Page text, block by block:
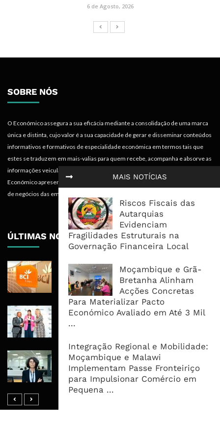
MAIS NOTÍCIAS
Riscos Fiscais das
Autarquias
Evidenciam
Fragilidades Estruturais na
Governação Financeira Local
Moçambique e Grã-
Bretanha Alinham
Acções Concretas
Para Materializar Pacto
Económico Avaliado em Até 3 Mil
...
Integração Regional e Mobilidade:
Moçambique e Malawi
Implementam Passe Fronteiriço
para Impulsionar Comércio em
Pequena ...
6 de Agosto, 2026
SOBRE NÓS
O Económico assegura a sua eficácia mediante a consolidação de uma marca
única e distinta, cujo valor é a sua capacidade de gerar e disseminar conteúdos
informativos e formativos de especialidade económica em termos tais que
estes se traduzem em mais-valias para quem recebe, acompanha e absorve as
informações veiculadas nos diferentes meios do projecto. Portanto, o
Económico apresenta valências importantes para os objectivos institucionais e
de negócios das empresas.
ÚLTIMAS NOTÍCIAS
BCI Lucra 3,34 Mil Milhões De
Meticais, Mas Crédito A Clientes
Recua 5,5%
RAIZ Arranca Com 4 Milhões De
Banco De Desenvolvimento Pode
Mobilizar Capital, Mas Governação
Define O Resultado